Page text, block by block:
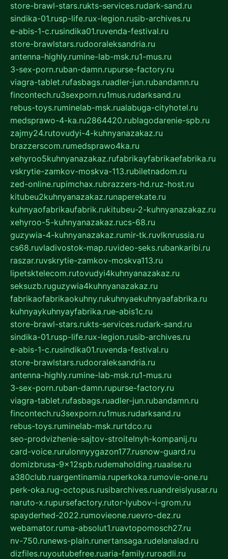
store-brawl-stars.rukts-services.rudark-sand.ru
sindika-01.rusp-life.rux-legion.rusib-archives.ru
e-abis-1-c.rusindika01.ruvenda-festival.ru
store-brawlstars.rudooraleksandria.ru
antenna-highly.rumine-lab-msk.ru1-mus.ru
3-sex-porn.ruban-damn.rupurse-factory.ru
viagra-tablet.rufasbags.ruadler-jun.rubandamn.ru
fincontech.ru3sexporn.ru1mus.rudarksand.ru
rebus-toys.ruminelab-msk.rualabuga-cityhotel.ru
medsprawo-4-ka.ru2864420.rublagodarenie-spb.ru
zajmy24.rutovudyi-4-kuhnyanazakaz.ru
brazzerscom.rumedsprawo4ka.ru
xehyroo5kuhnyanazakaz.rufabrikayfabrikaefabrika.ru
vskrytie-zamkov-moskva-113.rubiletnadom.ru
zed-online.rupimchax.rubrazzers-hd.ruz-host.ru
kitubeu2kuhnyanazakaz.runaperekate.ru
kuhnyaofabrikaufabrik.rukitubeu-2-kuhnyanazakaz.ru
xehyroo-5-kuhnyanazakaz.rucs-68.ru
guzywia-4-kuhnyanazakaz.rumir-tk.ruvlknrussia.ru
cs68.ruvladivostok-map.ruvideo-seks.rubankaribi.ru
raszar.ruvskrytie-zamkov-moskva113.ru
lipetsktelecom.rutovudyi4kuhnyanazakaz.ru
seksuzb.ruguzywia4kuhnyanazakaz.ru
fabrikaofabrikaokuhny.rukuhnyaekuhnyaafabrika.ru
kuhnyaykuhnyayfabrika.rue-abis1c.ru
store-brawl-stars.rukts-services.rudark-sand.ru
sindika-01.rusp-life.rux-legion.rusib-archives.ru
e-abis-1-c.rusindika01.ruvenda-festival.ru
store-brawlstars.rudooraleksandria.ru
antenna-highly.rumine-lab-msk.ru1-mus.ru
3-sex-porn.ruban-damn.rupurse-factory.ru
viagra-tablet.rufasbags.ruadler-jun.rubandamn.ru
fincontech.ru3sexporn.ru1mus.rudarksand.ru
rebus-toys.ruminelab-msk.rurtdco.ru
seo-prodvizhenie-sajtov-stroitelnyh-kompanij.ru
card-voice.rurulonnyygazon177.rusnow-guard.ru
domizbrusa-9x12spb.rudemaholding.ruaalse.ru
a380club.ruargentinamia.ruperkoka.rumovie-one.ru
perk-oka.rug-octopus.rusibarchives.ruandreislyusar.ru
naruto-x.rupursefactory.rutor-lyubov-i-grom.ru
spayderhed-2022.rumovieone.ruevro-dez.ru
webamator.ruma-absolut1.ruavtopomosch27.ru
nv-750.runews-plain.runertansaga.rudelanalad.ru
dizfiles.ruyoutubefree.ruaria-family.ruroadli.ru